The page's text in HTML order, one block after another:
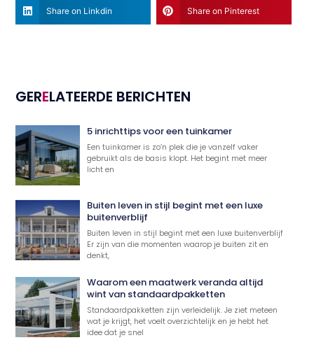
Share on Linkdin Share on Pinterest
GERELATEERDE BERICHTEN
5 inrichttips voor een tuinkamer
Een tuinkamer is zo’n plek die je vanzelf vaker
gebruikt als de basis klopt. Het begint met meer
licht en
Buiten leven in stijl begint met een luxe
buitenverblijf
Buiten leven in stijl begint met een luxe buitenverblijf
Er zijn van die momenten waarop je buiten zit en
denkt,
Waarom een maatwerk veranda altijd
wint van standaardpakketten
Standaardpakketten zijn verleidelijk. Je ziet meteen
wat je krijgt, het voelt overzichtelijk en je hebt het
idee dat je snel